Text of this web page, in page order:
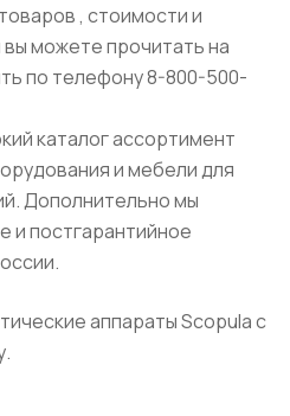
, стоимости и
можете прочитать на
по телефону 8-800-500-
каталог ассортимент
и мебели для
Дополнительно мы
и постгарантийное
аппараты Scopula с